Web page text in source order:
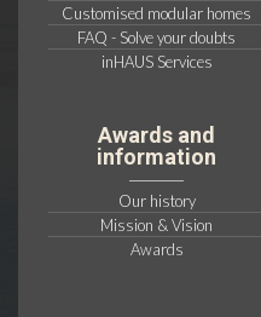
Customised modular homes
FAQ - Solve your doubts
inHAUS Services
Awards and
information
Our history
Mission & Vision
Awards